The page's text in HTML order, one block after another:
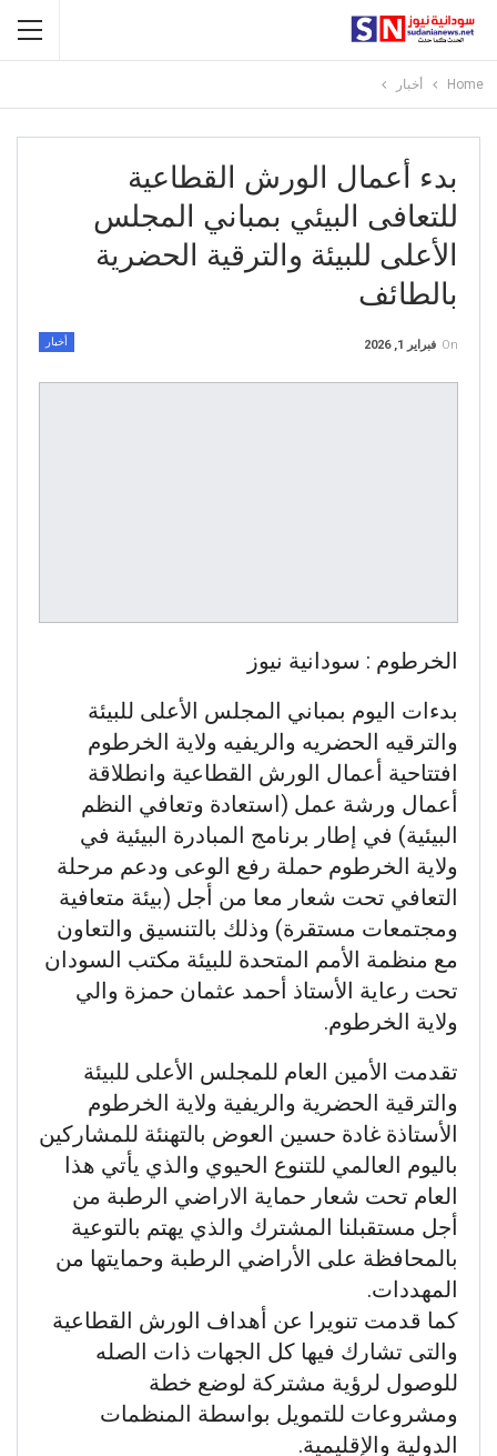
Home أخبار
بدء أعمال الورش القطاعية
للتعافى البيئي بمباني المجلس
الأعلى للبيئة والترقية الحضرية
بالطائف
أخبار On فبراير 1, 2026
الخرطوم : سودانية نيوز
بدءات اليوم بمباني المجلس الأعلى للبيئة
والترقيه الحضريه والريفيه ولاية الخرطوم
افتتاحية أعمال الورش القطاعية وانطلاقة
أعمال ورشة عمل (استعادة وتعافي النظم
البيئية) في إطار برنامج المبادرة البيئية في
ولاية الخرطوم حملة رفع الوعى ودعم مرحلة
التعافي تحت شعار معا من أجل (بيئة متعافية
ومجتمعات مستقرة) وذلك بالتنسيق والتعاون
مع منظمة الأمم المتحدة للبيئة مكتب السودان
تحت رعاية الأستاذ أحمد عثمان حمزة والي
ولاية الخرطوم.
تقدمت الأمين العام للمجلس الأعلى للبيئة
والترقية الحضرية والريفية ولاية الخرطوم
الأستاذة غادة حسين العوض بالتهنئة للمشاركين
باليوم العالمي للتنوع الحيوي والذي يأتي هذا
العام تحت شعار حماية الاراضي الرطبة من
أجل مستقبلنا المشترك والذي يهتم بالتوعية
بالمحافظة على الأراضي الرطبة وحمايتها من
المهددات.
كما قدمت تنويرا عن أهداف الورش القطاعية
والتى تشارك فيها كل الجهات ذات الصله
للوصول لرؤية مشتركة لوضع خطة
ومشروعات للتمويل بواسطة المنظمات
الدولية والإقليمية.